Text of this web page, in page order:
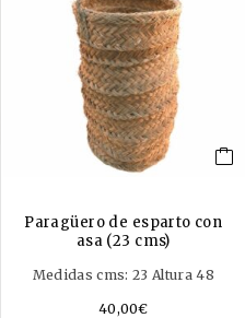
Paragüero de esparto con
asa (23 cms)
Medidas cms: 23 Altura 48
40,00€